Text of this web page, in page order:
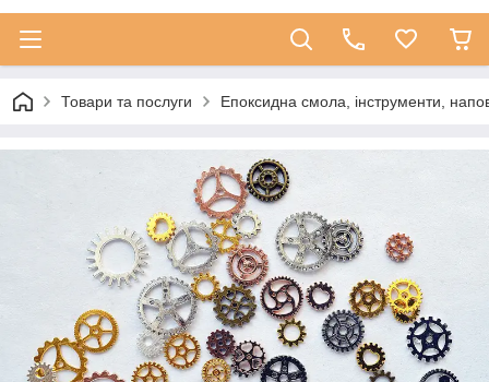
Товари та послуги Епоксидна смола, інструменти,